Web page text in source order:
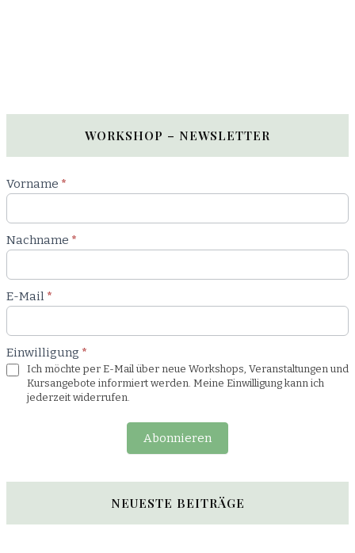
WORKSHOP – NEWSLETTER
Newsletter
Workshop
Vorname *
Nachname *
E-Mail *
Einwilligung *
Ich möchte per E-Mail über neue Workshops, Veranstaltungen und
Kursangebote informiert werden. Meine Einwilligung kann ich
jederzeit widerrufen.
Abonnieren
NEUESTE BEITRÄGE